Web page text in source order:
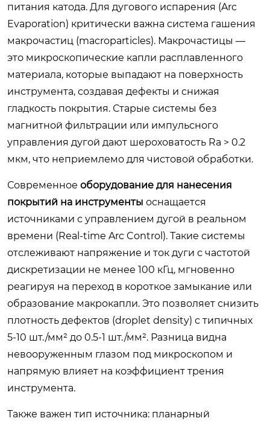
питания катода. Для дугового испарения (Arc
Evaporation) критически важна система гашения
макрочастиц (macroparticles). Макрочастицы —
это микроскопические капли расплавленного
материала, которые выпадают на поверхность
инструмента, создавая дефекты и снижая
гладкость покрытия. Старые системы без
магнитной фильтрации или импульсного
управления дугой дают шероховатость Ra > 0.2
мкм, что неприемлемо для чистовой обработки.
Современное оборудование для нанесения
покрытий на инструменты оснащается
источниками с управлением дугой в реальном
времени (Real-time Arc Control). Такие системы
отслеживают напряжение и ток дуги с частотой
дискретизации не менее 100 кГц, мгновенно
реагируя на переход в короткое замыкание или
образование макрокапли. Это позволяет снизить
плотность дефектов (droplet density) с типичных
5-10 шт./мм² до 0.5-1 шт./мм². Разница видна
невооруженным глазом под микроскопом и
напрямую влияет на коэффициент трения
инструмента.
Также важен тип источника: планарный